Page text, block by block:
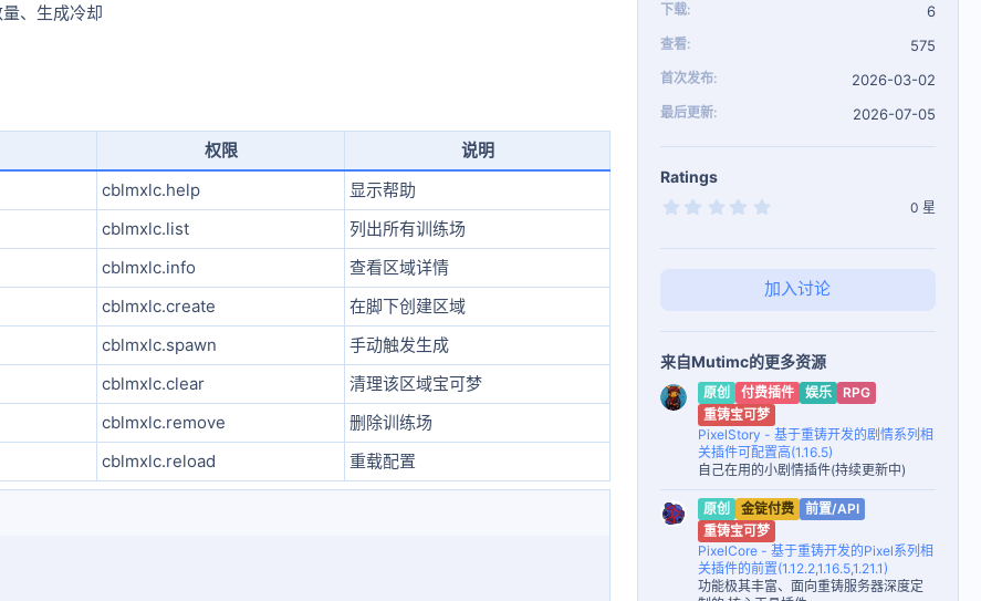
、生成冷却
权限
说明
cblmxlc.help
显示帮助
cblmxlc.list
列出所有训练场
cblmxlc.info
查看区域详情
cblmxlc.create
在脚下创建区域
cblmxlc.spawn
手动触发生成
cblmxlc.clear
清理该区域宝可梦
cblmxlc.remove
删除训练场
cblmxlc.reload 重载配置
下载 6
查看 575
首次发布 2026-03-02
最后更新 2026-07-05
Ratings
0
0 星
加入讨论
来自Mutimc的更多资源
原创 付费插件 娱乐
RPG
重铸宝可梦
PixelStory - 基于重铸开发的剧情系列相
关插件可配置高(1.16.5)
自己在用的小剧情插件(持续更新中)
原创 金锭付费
前置/API
重铸宝可梦
PixelCore - 基于重铸开发的Pixel系列相
关插件的前置(1.12.2,1.16.5,1.21.1)
功能极其丰富、面向重铸服务器深度定